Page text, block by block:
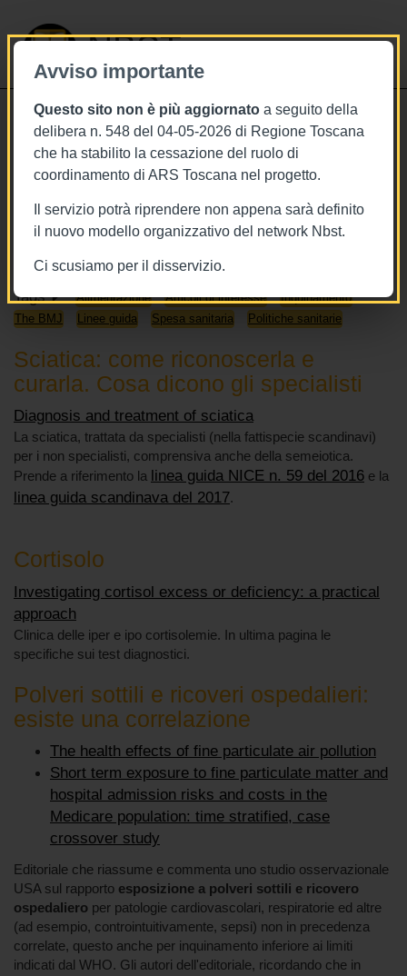
Avviso importante
Questo sito non è più aggiornato a seguito della
delibera n. 548 del 04-05-2026 di Regione Toscana
che ha stabilito la cessazione del ruolo di
coordinamento di ARS Toscana nel progetto.
Il servizio potrà riprendere non appena sarà definito
il nuovo modello organizzativo del network Nbst.
Ci scusiamo per il disservizio.
NBST
30/11/2019
30 novembre 2019 - This week in
The BMJ
Tags Alimentazione Articoli di interesse
Inquinamento
The BMJ
Linee guida Spesa sanitaria Politiche sanitarie
Sciatica: come riconoscerla e
curarla. Cosa dicono gli specialisti
Diagnosis and treatment of sciatica
La sciatica, trattata da specialisti (nella fattispecie scandinavi)
per i non specialisti, comprensiva anche della semeiotica.
Prende a riferimento la linea guida NICE n. 59 del 2016 e la
linea guida scandinava del 2017.
Cortisolo
Investigating cortisol excess or deficiency: a practical
approach
Clinica delle iper e ipo cortisolemie. In ultima pagina le
specifiche sui test diagnostici.
Polveri sottili e ricoveri ospedalieri:
esiste una correlazione
The health effects of fine particulate air pollution
Short term exposure to fine particulate matter and
hospital admission risks and costs in the
Medicare population: time stratified, case
crossover study
Editoriale che riassume e commenta uno studio osservazionale
USA sul rapporto esposizione a polveri sottili e ricovero
ospedaliero per patologie cardiovascolari, respiratorie ed altre
(ad esempio, controintuitivamente, sepsi) non in precedenza
correlate, questo anche per inquinamento inferiore ai limiti
indicati dal WHO. Gli autori dell'editoriale, ricordando che in